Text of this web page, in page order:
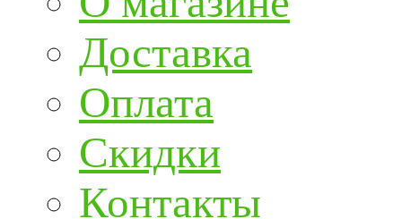
Доставка
Оплата
Скидки
Контакты